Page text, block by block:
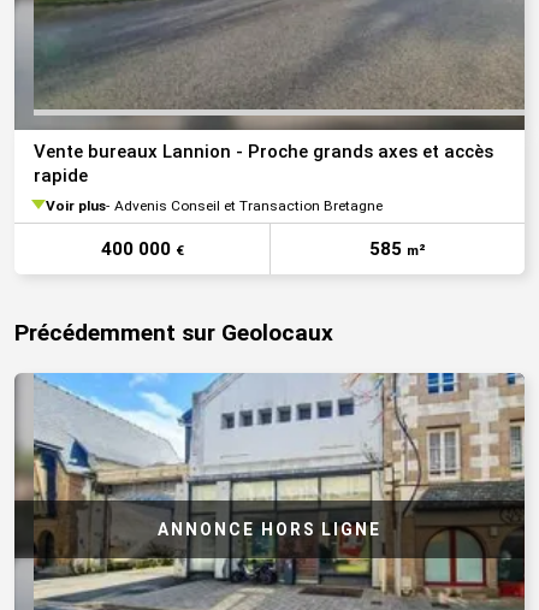
Vente bureaux Lannion - Proche grands axes et accès
rapide
Voir plus Advenis Conseil et Transaction Bretagne
400 000 € 585 m²
Précédemment sur Geolocaux